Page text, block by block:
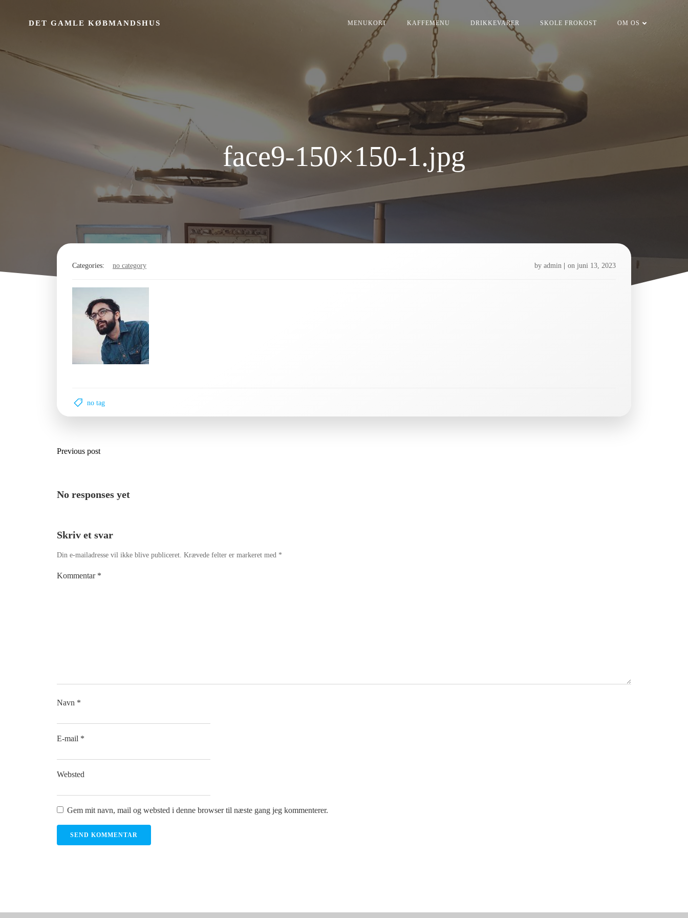
DET GAMLE KØBMANDSHUS MENUKORT KAFFEMENU DRIKKEVARER SKOLE FROKOST OM OS
face9-150×150-1.jpg
Categories: no category by admin on juni 13, 2023
no tag
Post
Previous post
No responses yet
Skriv et svar
Din e-mailadresse vil ikke blive publiceret. Krævede felter er markeret med *
Kommentar *
Navn *
E-mail *
Websted
Gem mit navn, mail og websted i denne browser til næste gang jeg kommenterer.